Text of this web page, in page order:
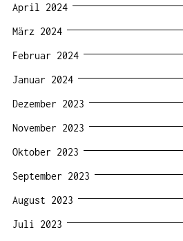
April 2024
März 2024
Februar 2024
Januar 2024
Dezember 2023
November 2023
Oktober 2023
September 2023
August 2023
Juli 2023